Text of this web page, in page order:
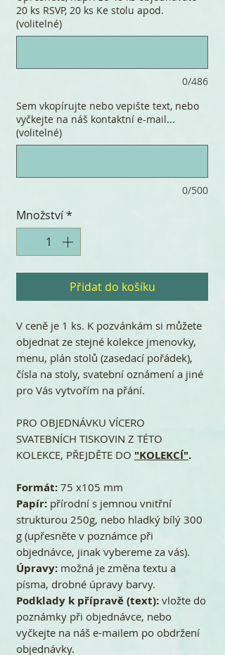
20 ks RSVP, 20 ks Ke stolu apod.
(volitelné)
0/486
Sem vkopírujte nebo vepište text, nebo
vyčkejte na náš kontaktní e-mail...
(volitelné)
0/500
Množství*
Přidat do košíku
V ceně je 1 ks. K pozvánkám si můžete
objednat ze stejné kolekce jmenovky,
menu, plán stolů (zasedací pořádek),
čísla na stoly, svatební oznámení a jiné
pro Vás vytvořím na přání.
PRO OBJEDNÁVKU VÍCERO
SVATEBNÍCH TISKOVIN Z TÉTO
KOLEKCE, PŘEJDĚTE DO "KOLEKCÍ".
Formát: 75 x105 mm
Papír: přírodní s jemnou vnitřní
strukturou 250g, nebo hladký bílý 300
g (upřesněte v poznámce při
objednávce, jinak vybereme za vás).
Úpravy: možná je změna textu a
písma, drobné úpravy barvy.
Podklady k přípravě (text): vložte do
poznámky při objednávce, nebo
vyčkejte na náš e-mailem po obdržení
objednávky.